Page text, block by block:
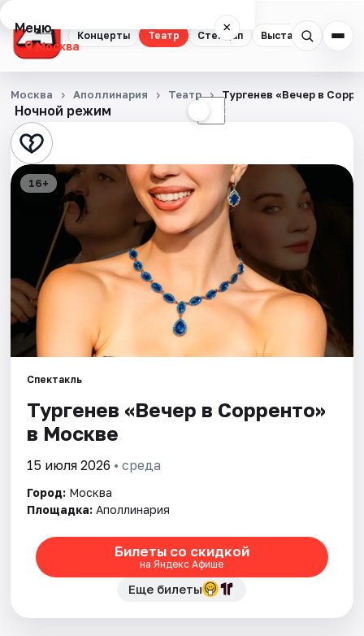
Концерты Театр Стендап Выставки
Меню ×
Москва
Концерты
Театр
Стендап
Выставки
Квесты
Экскурсии
Спорт
События
Города
Площадки
Рейтинги
Ночной режим ☾
Москва Аполлинария Театр Тургенев «Вечер в
16+
Спектакль
Тургенев «Вечер в Сорренто»
в Москве
15 июля 2026 • среда
Город: Москва
Площадка: Аполлинария
Билеты со скидкой
на Яндекс Афише
Еще билеты